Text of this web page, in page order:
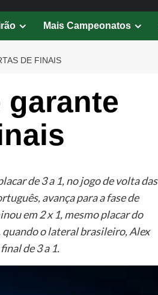
Mais Campeonatos
DE FINAIS
garante
de 3 a 1, no jogo de volta das
avança para a fase de
em 2 x 1, mesmo placar do
o lateral brasileiro, Alex
de 3 a 1.